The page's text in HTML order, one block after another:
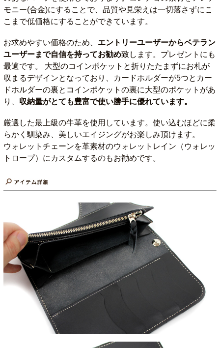
モニー(合金)にすることで、品質や見栄えは一切落さずにこ
こまで低価格にすることができています。
お求めやすい価格のため、 エントリーユーザーからベテラン
ユーザーまで自信を持ってお勧め致します。プレゼントにも
最適です。 大型のコインポケットと折りたたまずにお札が
収まるデザインとなっており、カードホルダーが5つとカー
ドホルダーの裏とコインポケットの裏に大型のポケットがあ
り、 収納量がとても豊富で使い勝手に優れています。
厳選した最上級の牛革を使用しています。使い込むほどに柔
らかく馴染み、美しいエイジングがお楽しみ頂けます。
ウォレットチェーンを革素材のウォレットレイン（ウォレッ
トロープ）にカスタムするのもお勧めです。